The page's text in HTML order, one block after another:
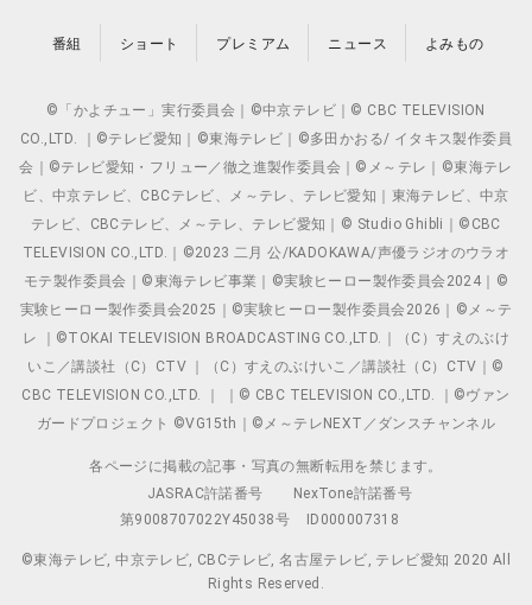
番組 ショート プレミアム ニュース よみもの
©「かよチュー」実行委員会｜©中京テレビ｜© CBC TELEVISION
CO.,LTD. ｜©テレビ愛知｜©東海テレビ｜©多田かおる/ イタキス製作委員
会｜©テレビ愛知・フリュー／徹之進製作委員会｜©メ～テレ｜©東海テレ
ビ、中京テレビ、CBCテレビ、メ～テレ、テレビ愛知｜東海テレビ、中京
テレビ、CBCテレビ、メ～テレ、テレビ愛知｜© Studio Ghibli｜©CBC
TELEVISION CO.,LTD.｜©2023 二月 公/KADOKAWA/声優ラジオのウラオ
モテ製作委員会｜©東海テレビ事業｜©実験ヒーロー製作委員会2024｜©
実験ヒーロー製作委員会2025｜©実験ヒーロー製作委員会2026｜©メ～テ
レ ｜©TOKAI TELEVISION BROADCASTING CO.,LTD.｜（C）すえのぶけ
いこ／講談社（C）CTV ｜（C）すえのぶけいこ／講談社（C）CTV｜©
CBC TELEVISION CO.,LTD. ｜ ｜© CBC TELEVISION CO.,LTD. ｜©ヴァン
ガードプロジェクト ©VG15th｜©メ～テレNEXT／ダンスチャンネル
各ページに掲載の記事・写真の無断転用を禁じます。
JASRAC許諾番号
NexTone許諾番号
第9008707022Y45038号
ID000007318
©東海テレビ, 中京テレビ, CBCテレビ, 名古屋テレビ, テレビ愛知 2020 All
Rights Reserved.